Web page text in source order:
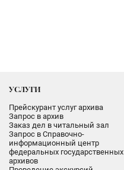
УСЛУГИ
Прейскурант услуг архива
Запрос в архив
Заказ дел в читальный зал
Запрос в Справочно-
информационный центр
федеральных государственных
архивов